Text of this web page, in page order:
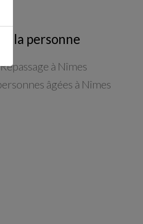
à la personne
à Nîmes
âgées à Nîmes